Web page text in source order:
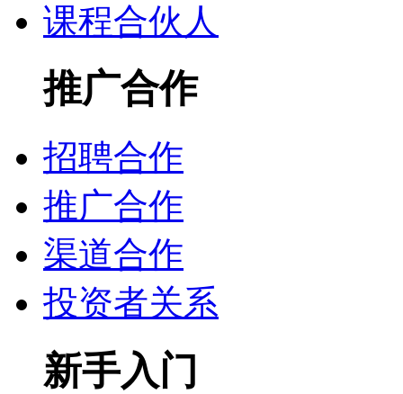
课程合伙人
推广合作
招聘合作
推广合作
渠道合作
投资者关系
新手入门